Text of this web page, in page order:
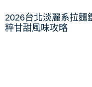
2026台北淡麗系拉麵
粹甘甜風味攻略